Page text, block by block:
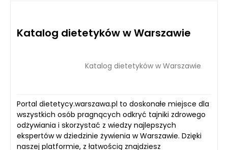
Katalog dietetyków w Warszawie
Katalog dietetyków w Warszawie
Portal dietetycy.warszawa.pl to doskonałe miejsce dla
wszystkich osób pragnących odkryć tajniki zdrowego
odżywiania i skorzystać z wiedzy najlepszych
ekspertów w dziedzinie żywienia w Warszawie. Dzięki
naszej platformie, z łatwością znajdziesz